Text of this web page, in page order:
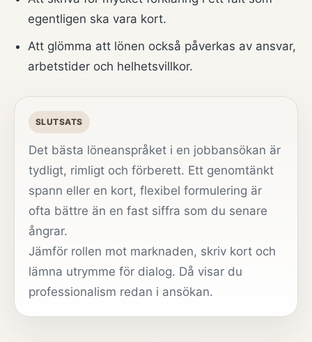
egentligen ska vara kort.
Att glömma att lönen också påverkas av ansvar,
arbetstider och helhetsvillkor.
SLUTSATS
Det bästa löneanspråket i en jobbansökan är
tydligt, rimligt och förberett. Ett genomtänkt
spann eller en kort, flexibel formulering är
ofta bättre än en fast siffra som du senare
ångrar.
Jämför rollen mot marknaden, skriv kort och
lämna utrymme för dialog. Då visar du
professionalism redan i ansökan.